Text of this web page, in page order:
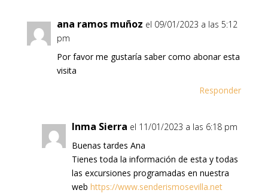
ana ramos muñoz el 09/01/2023 a las 5:12
pm
Por favor me gustaría saber como abonar esta
visita
Responder
Inma Sierra el 11/01/2023 a las 6:18 pm
Buenas tardes Ana
Tienes toda la información de esta y todas
las excursiones programadas en nuestra
web https://www.senderismosevilla.net